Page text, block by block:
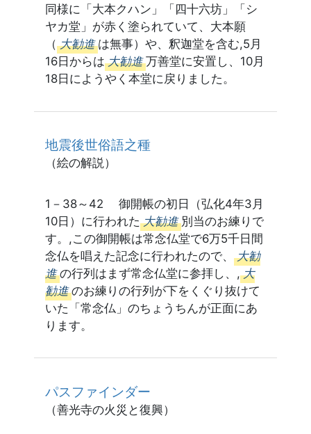
同様に「大本クハン」「四十六坊」「シ
ヤカ堂」が赤く塗られていて、大本願
（ 大勧進 は無事）や、釈迦堂を含む,5月
16日からは 大勧進 万善堂に安置し、10月
18日にようやく本堂に戻りました。
地震後世俗語之種
（絵の解説）
1－38～42 御開帳の初日（弘化4年3月
10日）に行われた 大勧進 別当のお練りで
す。,この御開帳は常念仏堂で6万5千日間
念仏を唱えた記念に行われたので、 大勧
進 の行列はまず常念仏堂に参拝し、, 大
勧進 のお練りの行列が下をくぐり抜けて
いた「常念仏」のちょうちんが正面にあ
ります。
パスファインダー
（善光寺の火災と復興）